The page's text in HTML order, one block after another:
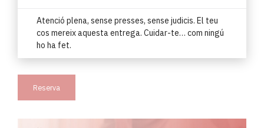
Atenció plena, sense presses, sense judicis. El teu
cos mereix aquesta entrega. Cuidar-te… com ningú
ho ha fet.
Reserva